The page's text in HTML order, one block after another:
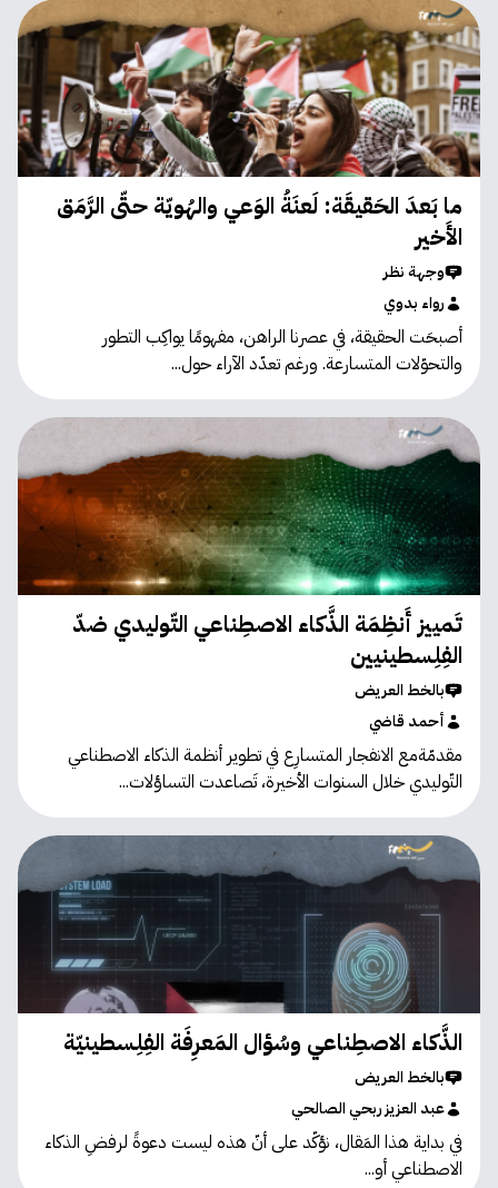
ما بَعدَ الحَقيقَة: لَعنَةُ الوَعي والهُويّة حتّى الرَّمَق
الأَخير
وجهة نظر
رواء بدوي
أصبحَت الحقيقة، في عصرنا الراهن، مفهومًا يواكِب التطور
والتحوّلات المتسارعة. ورغم تعدّد الآراء حول...
تَمييز أَنظِمَة الذَّكاء الاصطِناعي التّوليدي ضدّ
الفِلِسطينيين
بالخط العريض
أحمد قاضي
مقدمّةمع الانفجار المتسارِع في تطوير أنظمة الذكاء الاصطناعي
التّوليدي خلال السنوات الأخيرة، تَصاعدت التساؤلات...
الذَّكاء الاصطِناعي وسُؤال المَعرِفَة الفِلِسطينيّة
بالخط العريض
عبد العزيز ربحي الصالحي
في بداية هذا المَقال، نؤكّد على أنّ هذه ليست دعوةً لرفضِ الذكاء
الاصطناعي أو...